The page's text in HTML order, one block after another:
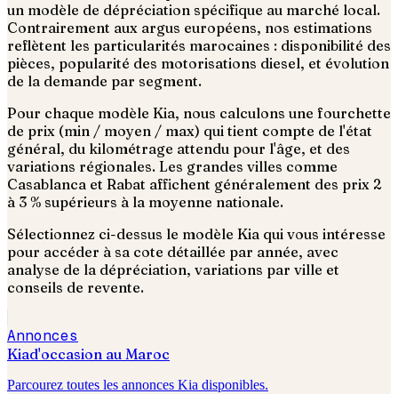
un modèle de dépréciation spécifique au marché local.
Contrairement aux argus européens, nos estimations
reflètent les particularités marocaines : disponibilité des
pièces, popularité des motorisations diesel, et évolution
de la demande par segment.
Pour chaque modèle Kia, nous calculons une fourchette
de prix (min / moyen / max) qui tient compte de l'état
général, du kilométrage attendu pour l'âge, et des
variations régionales. Les grandes villes comme
Casablanca et Rabat affichent généralement des prix 2
à 3 % supérieurs à la moyenne nationale.
Sélectionnez ci-dessus le modèle Kia qui vous intéresse
pour accéder à sa cote détaillée par année, avec
analyse de la dépréciation, variations par ville et
conseils de revente.
Annonces
Kiad'occasion au Maroc
Parcourez toutes les annonces Kia disponibles.